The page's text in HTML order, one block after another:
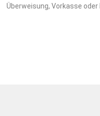
Überweisung, Vorkasse oder